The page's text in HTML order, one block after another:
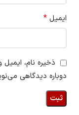
ایمیل *
ذخیره نام،
دوباره دیدگاهی